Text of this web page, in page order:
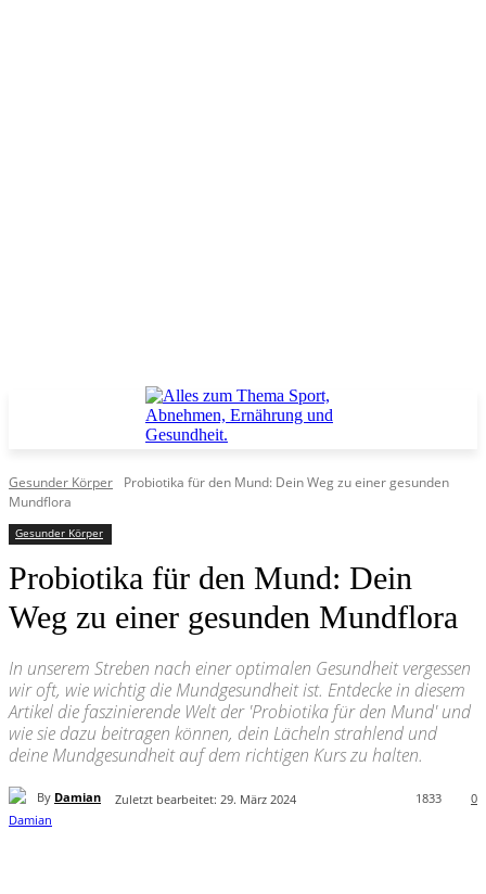
Gesunder Körper
Probiotika für den Mund: Dein Weg zu einer gesunden
Mundflora
Gesunder Körper
Probiotika für den Mund: Dein
Weg zu einer gesunden Mundflora
In unserem Streben nach einer optimalen Gesundheit vergessen
wir oft, wie wichtig die Mundgesundheit ist. Entdecke in diesem
Artikel die faszinierende Welt der 'Probiotika für den Mund' und
wie sie dazu beitragen können, dein Lächeln strahlend und
deine Mundgesundheit auf dem richtigen Kurs zu halten.
By Damian Zuletzt bearbeitet: 29. März 2024 0
1833